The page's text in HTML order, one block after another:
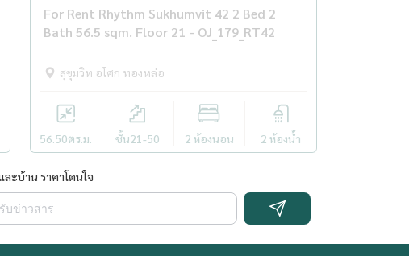
For Rent Rhythm Sukhumvit 42 2 Bed 2
Bath 56.5 sqm. Floor 21 - OJ_179_RT42
สุขุมวิท อโศก ทองหล่อ
56.50ตร.ม. ชั้น21-50 2 ห้องนอน 2 ห้องน้ำ
ละบ้าน ราคาโดนใจ